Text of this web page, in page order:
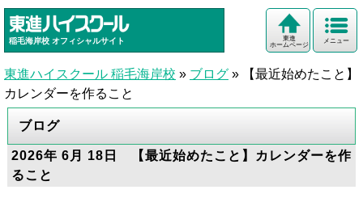
稲毛海岸校 オフィシャルサイト メニュー
東進
ホームページ
東進ハイスクール 稲毛海岸校 » ブログ »
【最近始めたこと】
カレンダーを作ること
ブログ
2026年 6月 18日 【最近始めたこと】カレンダーを作
ること